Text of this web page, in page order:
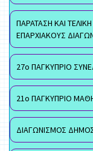
ΠΑΡΑΤΑΣΗ ΚΑΙ
ΕΠΑΡΧΙΑΚΟΥΣ
27ο ΠΑΓΚΥΠΡΙΟ
21ο ΠΑΓΚΥΠΡΙΟ
ΔΙΑΓΩΝΙΣΜΟΣ